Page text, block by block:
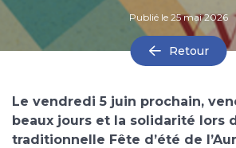
Publié le 25 mai 2026
Retour
Le vendredi 5 juin prochain,
beaux jours et la solidarité lors
traditionnelle Fête d’été de